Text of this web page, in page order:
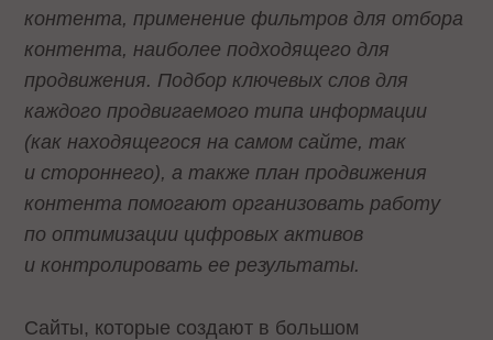
контента, применение фильтров для отбора
контента, наиболее подходящего для
продвижения. Подбор ключевых слов для
каждого продвигаемого типа информации
(как находящегося на самом сайте, так
и стороннего), а также план продвижения
контента помогают организовать работу
по оптимизации цифровых активов
и контролировать ее результаты.
Сайты, которые создают в большом